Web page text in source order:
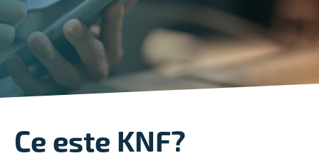
Ce este KNF?